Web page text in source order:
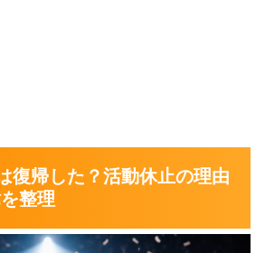
復帰した？活動休止の理由
整理